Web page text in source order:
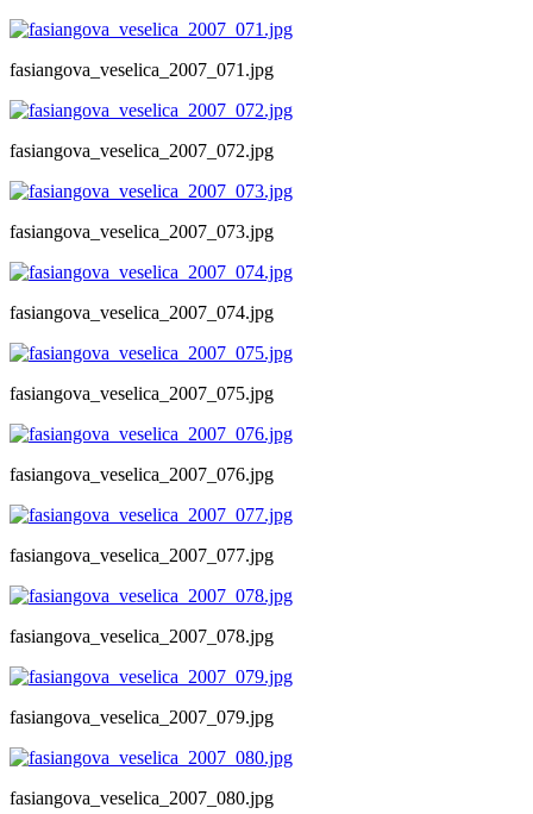
fasiangova_veselica_2007_071.jpg
fasiangova_veselica_2007_072.jpg
fasiangova_veselica_2007_073.jpg
fasiangova_veselica_2007_074.jpg
fasiangova_veselica_2007_075.jpg
fasiangova_veselica_2007_076.jpg
fasiangova_veselica_2007_077.jpg
fasiangova_veselica_2007_078.jpg
fasiangova_veselica_2007_079.jpg
fasiangova_veselica_2007_080.jpg